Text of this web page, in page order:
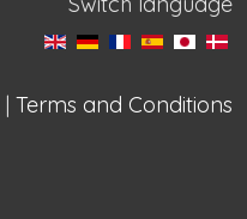
| Terms and Conditions